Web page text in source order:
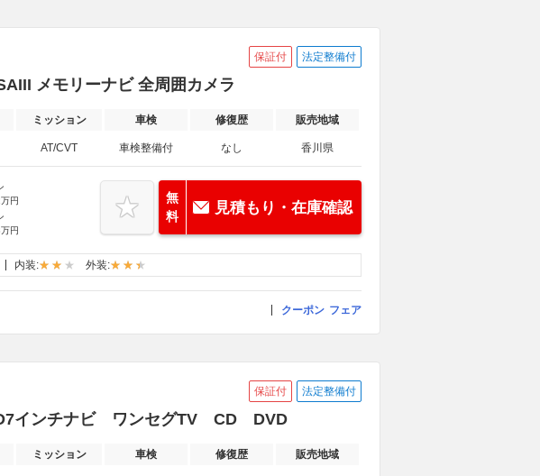
保証付 法定整備付
メモリーナビ 全周囲カメラ
ミッション 車検 修復歴 販売地域
AT/CVT 車検整備付 なし 香川県
円
円
無
料
見積もり・在庫確認
内装: 外装:
クーポン フェア
保証付 法定整備付
インチナビ ワンセグTV CD DVD
ミッション 車検 修復歴 販売地域